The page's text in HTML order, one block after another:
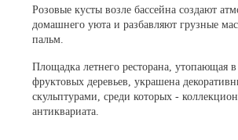
Розовые кусты возле бассейна создают
домашнего уюта и разбавляют грузные
пальм.
Площадка летнего ресторана, утопающая
фруктовых деревьев, украшена
скульптурами, среди которых -
антиквариата.